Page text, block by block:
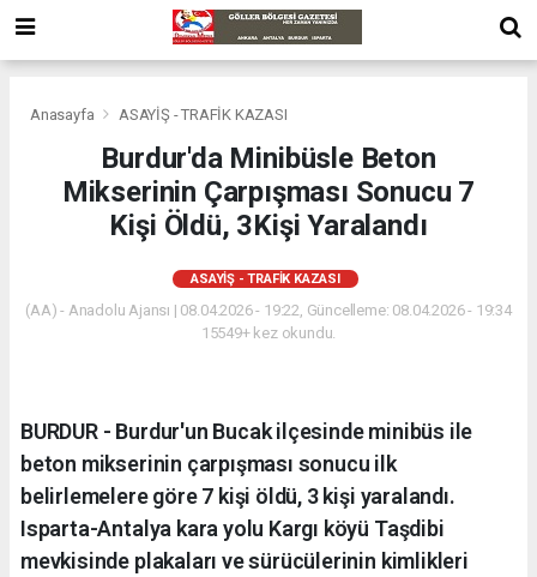
Anasayfa ASAYİŞ - TRAFİK KAZASI
Burdur'da Minibüsle Beton
Mikserinin Çarpışması Sonucu 7
Kişi Öldü, 3Kişi Yaralandı
ASAYİŞ - TRAFİK KAZASI
(AA) - Anadolu Ajansı | 08.04.2026 - 19:22, Güncelleme: 08.04.2026 - 19:34
15549+ kez okundu.
BURDUR - Burdur'un Bucak ilçesinde minibüs ile
beton mikserinin çarpışması sonucu ilk
belirlemelere göre 7 kişi öldü, 3 kişi yaralandı.
Isparta-Antalya kara yolu Kargı köyü Taşdibi
mevkisinde plakaları ve sürücülerinin kimlikleri